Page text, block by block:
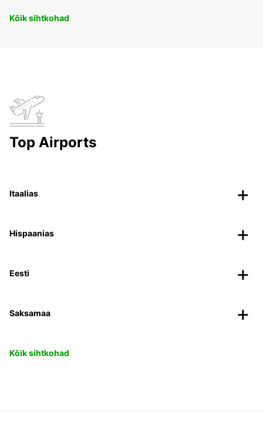
Kõik sihtkohad
Top Airports
Itaalias
Hispaanias
Eesti
Saksamaa
Kõik sihtkohad